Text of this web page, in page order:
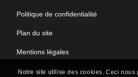
Politique de confidentialité
Plan du site
Mentions légales
Nous contacter
Notre site utilise des cookies. Ceci nous